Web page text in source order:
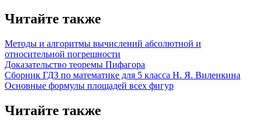
Читайте также
Методы и алгоритмы вычислений абсолютной и
относительной погрешности
Доказательство теоремы Пифагора
Сборник ГДЗ по математике для 5 класса Н. Я. Виленкина
Основные формулы площадей всех фигур
Читайте также